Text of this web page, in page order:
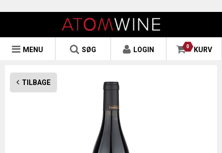
0 KURV
LOGIN
SØG
MENU
TILBAGE